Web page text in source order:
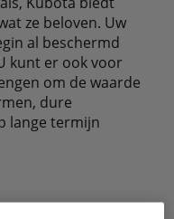
ze beloven. Uw
al beschermd
kunt er ook voor
om de waarde
dure
lange termijn